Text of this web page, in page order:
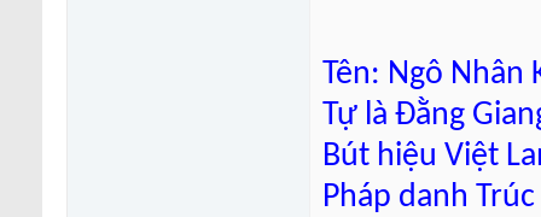
Tên: Ngô Nhân
Tự là Đằng
Bút hiệu Việt
Pháp danh